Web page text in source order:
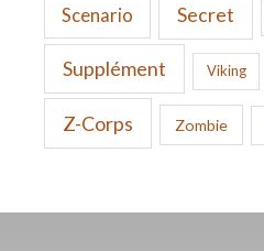
Scenario Secret
Supplément Viking
Z-Corps Zombie